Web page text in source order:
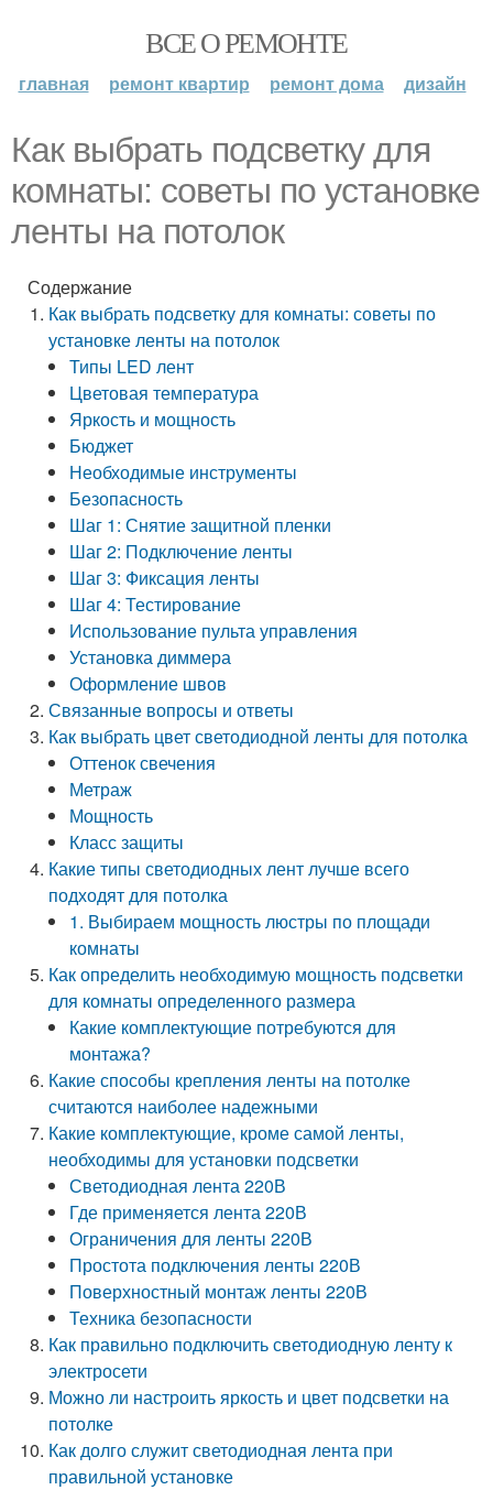
ВСЕ О РЕМОНТЕ
главная ремонт квартир ремонт дома дизайн
Как выбрать подсветку для
комнаты: советы по установке
ленты на потолок
Содержание
Как выбрать подсветку для комнаты: советы по
установке ленты на потолок
Типы LED лент
Цветовая температура
Яркость и мощность
Бюджет
Необходимые инструменты
Безопасность
Шаг 1: Снятие защитной пленки
Шаг 2: Подключение ленты
Шаг 3: Фиксация ленты
Шаг 4: Тестирование
Использование пульта управления
Установка диммера
Оформление швов
Связанные вопросы и ответы
Как выбрать цвет светодиодной ленты для потолка
Оттенок свечения
Метраж
Мощность
Класс защиты
Какие типы светодиодных лент лучше всего
подходят для потолка
1. Выбираем мощность люстры по площади
комнаты
Как определить необходимую мощность подсветки
для комнаты определенного размера
Какие комплектующие потребуются для
монтажа?
Какие способы крепления ленты на потолке
считаются наиболее надежными
Какие комплектующие, кроме самой ленты,
необходимы для установки подсветки
Светодиодная лента 220В
Где применяется лента 220В
Ограничения для ленты 220В
Простота подключения ленты 220В
Поверхностный монтаж ленты 220В
Техника безопасности
Как правильно подключить светодиодную ленту к
электросети
Можно ли настроить яркость и цвет подсветки на
потолке
Как долго служит светодиодная лента при
правильной установке